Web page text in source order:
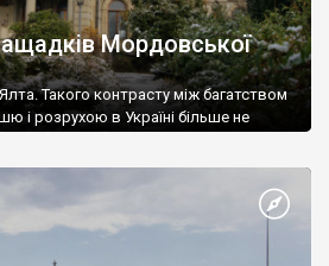
Мордовської
Такого контрасту між багатством
і розрухою в Україні більше не